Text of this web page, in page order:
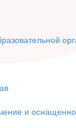
и